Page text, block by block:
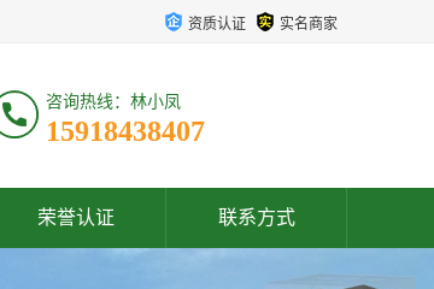
资质认证 实名商家
咨询热线：林小凤
15918438407
荣誉认证 联系方式